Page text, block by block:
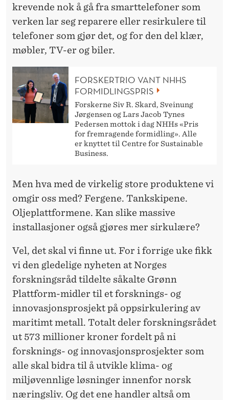
krevende nok å gå fra smarttelefoner som
verken lar seg reparere eller resirkulere til
telefoner som gjør det, og for den del klær,
møbler, TV-er og biler.
FORSKERTRIO VANT NHHS
FORMIDLINGSPRIS
Forskerne Siv R. Skard, Sveinung
Jørgensen og Lars Jacob Tynes
Pedersen mottok i dag NHHs «Pris
for fremragende formidling». Alle
er knyttet til Centre for Sustainable
Business.
Men hva med de virkelig store produktene vi
omgir oss med? Fergene. Tankskipene.
Oljeplattformene. Kan slike massive
installasjoner også gjøres mer sirkulære?
Vel, det skal vi finne ut. For i forrige uke fikk
vi den gledelige nyheten at Norges
forskningsråd tildelte såkalte Grønn
Plattform-midler til et forsknings- og
innovasjonsprosjekt på oppsirkulering av
maritimt metall. Totalt deler forskningsrådet
ut 573 millioner kroner fordelt på ni
forsknings- og innovasjonsprosjekter som
alle skal bidra til å utvikle klima- og
miljøvennlige løsninger innenfor norsk
næringsliv. Og det ene handler altså om